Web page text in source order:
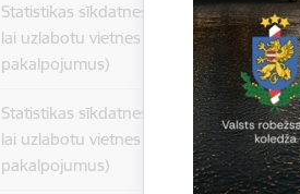
Statistikas sīkdatnes (nepieciešamas,
lai uzlabotu vietnes darbību un
pakalpojumus)
Statistikas sīkdatnes (nepieciešamas,
lai uzlabotu vietnes darbību un
pakalpojumus)